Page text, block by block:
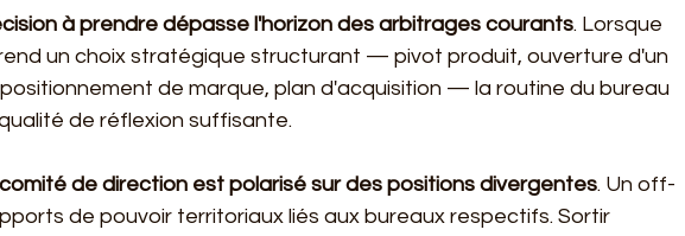
à prendre dépasse l'horizon des arbitrages courants. Lorsque
un choix stratégique structurant — pivot produit, ouverture d'un
de marque, plan d'acquisition — la routine du bureau
de réflexion suffisante.
comité de direction est polarisé sur des positions divergentes. Un off-
de pouvoir territoriaux liés aux bureaux respectifs. Sortir